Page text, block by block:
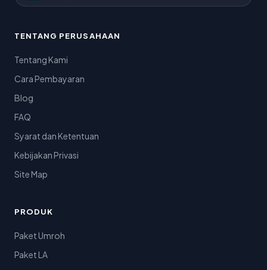
TENTANG PERUSAHAAN
Tentang Kami
Cara Pembayaran
Blog
FAQ
Syarat dan Ketentuan
Kebijakan Privasi
Site Map
PRODUK
Paket Umroh
Paket LA